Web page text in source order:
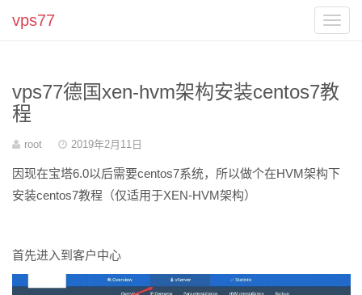
vps77
vps77德国xen-hvm架构安装centos7教
程
作
root
发
于
2019年2月11日
因现在宝塔6.0以后需要centos7系统，所以做个在HVM架构下
安装centos7教程（仅适用于XEN-HVM架构）
首先进入到客户中心